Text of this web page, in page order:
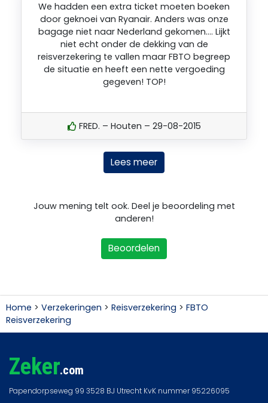
We hadden een extra ticket moeten boeken
door geknoei van Ryanair. Anders was onze
bagage niet naar Nederland gekomen…. Lijkt
niet echt onder de dekking van de
reisverzekering te vallen maar FBTO begreep
de situatie en heeft een nette vergoeding
gegeven! TOP!
FRED. – Houten – 29-08-2015
Lees meer
Jouw mening telt ook. Deel je beoordeling met
anderen!
Beoordelen
Home > Verzekeringen > Reisverzekering > FBTO
Reisverzekering
Zeker.com